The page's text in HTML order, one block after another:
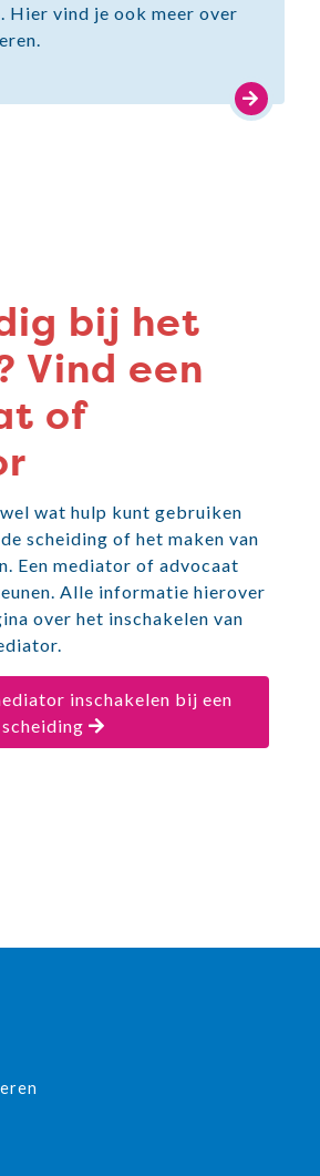
Hier vind je ook meer over
bij het
Vind een
of
wat hulp kunt gebruiken
scheiding of het maken van
Een mediator of advocaat
Alle informatie hierover
over het inschakelen van
inschakelen bij een
scheiding